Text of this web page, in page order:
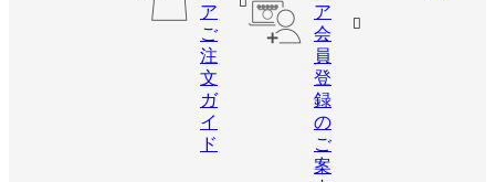
ア
ご
注
文
ガ
イ
ド
ア
会
員
登
録
の
ご
案